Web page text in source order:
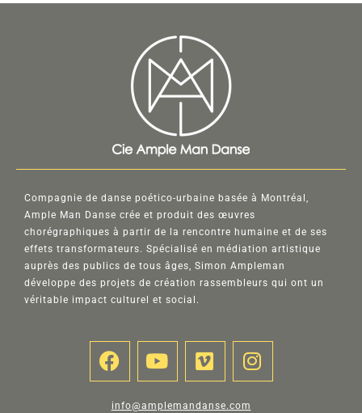
Compagnie de danse poético-urbaine basée à Montréal,
Ample Man Danse crée et produit des œuvres
chorégraphiques à partir de la rencontre humaine et de ses
effets transformateurs. Spécialisé en médiation artistique
auprès des publics de tous âges, Simon Ampleman
développe des projets de création rassembleurs qui ont un
véritable impact culturel et social.
info@amplemandanse.com